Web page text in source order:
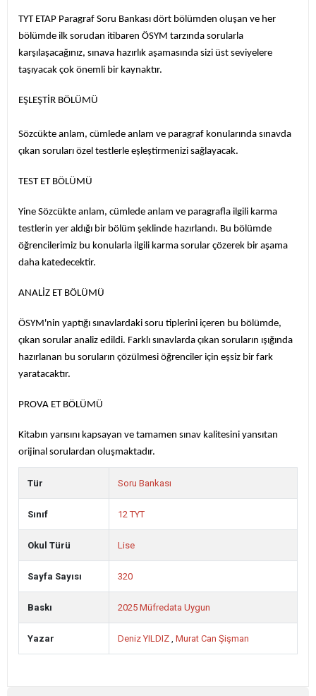
TYT ETAP Paragraf Soru Bankası dört bölümden oluşan ve her
bölümde ilk sorudan itibaren ÖSYM tarzında sorularla
karşılaşacağınız, sınava hazırlık aşamasında sizi üst seviyelere
taşıyacak çok önemli bir kaynaktır.
EŞLEŞTİR BÖLÜMÜ
Sözcükte anlam, cümlede anlam ve paragraf konularında sınavda
çıkan soruları özel testlerle eşleştirmenizi sağlayacak.
TEST ET BÖLÜMÜ
Yine Sözcükte anlam, cümlede anlam ve paragrafla ilgili karma
testlerin yer aldığı bir bölüm şeklinde hazırlandı. Bu bölümde
öğrencilerimiz bu konularla ilgili karma sorular çözerek bir aşama
daha katedecektir.
ANALİZ ET BÖLÜMÜ
ÖSYM'nin yaptığı sınavlardaki soru tiplerini içeren bu bölümde,
çıkan sorular analiz edildi. Farklı sınavlarda çıkan soruların ışığında
hazırlanan bu soruların çözülmesi öğrenciler için eşsiz bir fark
yaratacaktır.
PROVA ET BÖLÜMÜ
Kitabın yarısını kapsayan ve tamamen sınav kalitesini yansıtan
orijinal sorulardan oluşmaktadır.
Tür Soru Bankası
Sınıf 12 TYT
Okul Türü Lise
Sayfa Sayısı 320
Baskı 2025 Müfredata Uygun
Yazar Deniz YILDIZ , Murat Can Şişman